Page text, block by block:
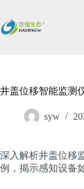
内
井盖位移智能监测
syw
深入解析井盖位移
例，揭示感知设备